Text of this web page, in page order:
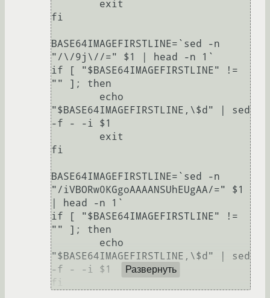
fi
BASE64IMAGEFIRSTLINE=`sed -n
"/\/9j\//=" $1 | head -n 1`
if [ "$BASE64IMAGEFIRSTLINE" !=
"" ]; then
"$BASE64IMAGEFIRSTLINE,\$d" | sed
-f - -i $1
fi
BASE64IMAGEFIRSTLINE=`sed -n
"/iVBORw0KGgoAAAANSUhEUgAA/=" $1
| head -n 1`
if [ "$BASE64IMAGEFIRSTLINE" !=
"" ]; then
"$BASE64IMAGEFIRSTLINE,\$d" | sed
-f - -i $1
Развернуть